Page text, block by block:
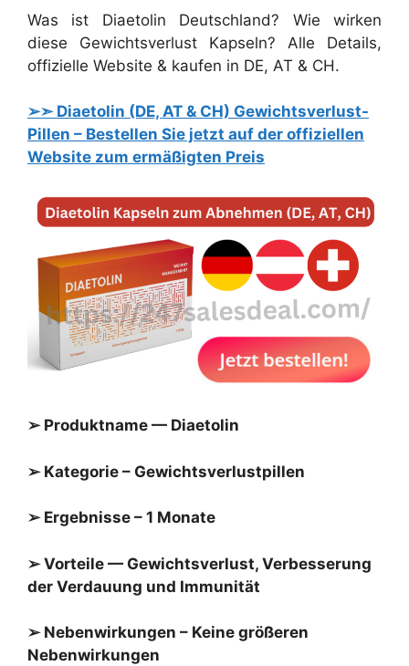
Was ist Diaetolin Deutschland? Wie wirken
diese Gewichtsverlust Kapseln? Alle Details,
offizielle Website & kaufen in DE, AT & CH.
➢➣ Diaetolin (DE, AT & CH) Gewichtsverlust-
Pillen – Bestellen Sie jetzt auf der offiziellen
Website zum ermäßigten Preis
➢ Produktname — Diaetolin
➢ Kategorie – Gewichtsverlustpillen
➢ Ergebnisse – 1 Monate
➢ Vorteile — Gewichtsverlust, Verbesserung
der Verdauung und Immunität
➢ Nebenwirkungen – Keine größeren
Nebenwirkungen